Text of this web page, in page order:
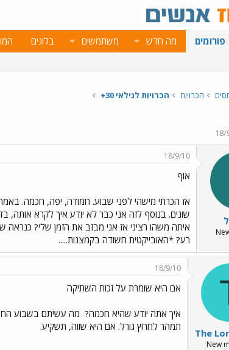
פורומים מה חדש משתמשים בלוגים
הכרויות הכרויות לגילאי 30+
18/
18/9/10
אוף
אז הכרתי מישהי לפני שבוע. חמודה, יפה, חכמה.
שונים. בנוסף לזה אני כבר לא יודע איך לקרא אותה,
איתה משהו רציני אז אני מבזב את הזמן שלי? כנראה
רע? *האובייקטית חשודה בקמצנות.....
The
New
18/9/10
אם היא שומרת על זכות השתיקה
איך אתה יודע שהיא חכמה? מה עשיתם בשבוע
תמהר לחרוץ גורל. אם היא שווה, תשקיע.